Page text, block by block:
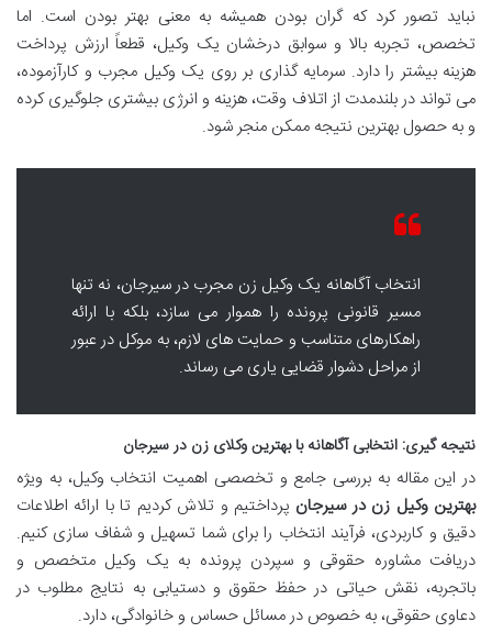
نباید تصور کرد که گران بودن همیشه به معنی بهتر بودن است. اما
تخصص، تجربه بالا و سوابق درخشان یک وکیل، قطعاً ارزش پرداخت
هزینه بیشتر را دارد. سرمایه گذاری بر روی یک وکیل مجرب و کارآزموده،
می تواند در بلندمدت از اتلاف وقت، هزینه و انرژی بیشتری جلوگیری کرده
و به حصول بهترین نتیجه ممکن منجر شود.
انتخاب آگاهانه یک وکیل زن مجرب در سیرجان، نه تنها
مسیر قانونی پرونده را هموار می سازد، بلکه با ارائه
راهکارهای متناسب و حمایت های لازم، به موکل در عبور
از مراحل دشوار قضایی یاری می رساند.
نتیجه گیری: انتخابی آگاهانه با بهترین وکلای زن در سیرجان
در این مقاله به بررسی جامع و تخصصی اهمیت انتخاب وکیل، به ویژه
بهترین وکیل زن در سیرجان پرداختیم و تلاش کردیم تا با ارائه اطلاعات
دقیق و کاربردی، فرآیند انتخاب را برای شما تسهیل و شفاف سازی کنیم.
دریافت مشاوره حقوقی و سپردن پرونده به یک وکیل متخصص و
باتجربه، نقش حیاتی در حفظ حقوق و دستیابی به نتایج مطلوب در
دعاوی حقوقی، به خصوص در مسائل حساس و خانوادگی، دارد.